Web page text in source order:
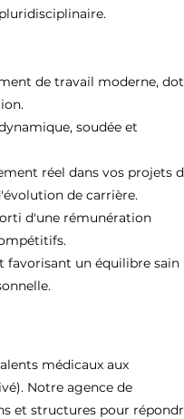
de travail moderne,
soudée et
réel dans vos projets
de carrière.
d'une rémunération
favorisant un équilibre sain
médicaux aux
Notre agence de
et structures pour